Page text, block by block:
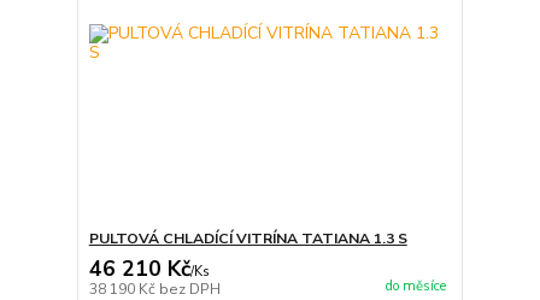
PULTOVÁ CHLADÍCÍ VITRÍNA TATIANA 1.3 S
46 210 Kč/Ks
38 190 Kč bez DPH do měsíce